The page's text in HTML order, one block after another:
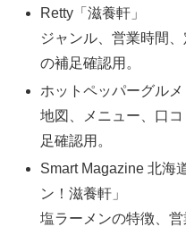
Retty「滋養軒」
ジャンル、営業時間
の補足確認用。
ホットペッパーグルメ
地図、メニュー、口
足確認用。
Smart Magazine 北海
ン！滋養軒」
塩ラーメンの特徴、